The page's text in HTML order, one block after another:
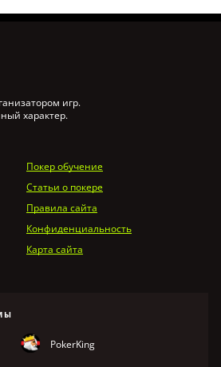
игр.
характер.
Покер обучение
Статьи о покере
Правила сайта
Конфиденциальность
Карта сайта
PokerKing